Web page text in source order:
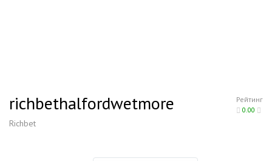
Рейтинг
0.00
richbethalfordwetmore
Richbet